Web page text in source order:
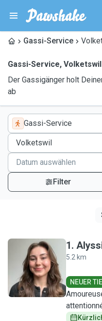
Gassi-Service
Gassi-Service, Volketswil
Der Gassigänger holt
ab
Gassi-Service
Filter
A
1.
5.2 km
NEUER